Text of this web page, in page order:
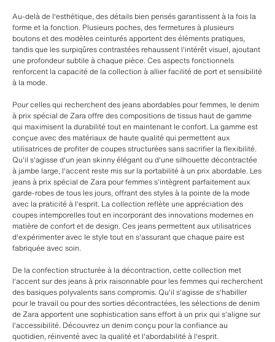
Au-delà de l'esthétique, des détails bien pensés garantissent à la fois la
forme et la fonction. Plusieurs poches, des fermetures à plusieurs
boutons et des modèles ceinturés apportent des éléments pratiques,
tandis que les surpiqûres contrastées rehaussent l'intérêt visuel, ajoutant
une profondeur subtile à chaque pièce. Ces aspects fonctionnels
renforcent la capacité de la collection à allier facilité de port et sensibilité
à la mode.
Pour celles qui recherchent des jeans abordables pour femmes, le denim
à prix spécial de Zara offre des compositions de tissus haut de gamme
qui maximisent la durabilité tout en maintenant le confort. La gamme est
conçue avec des matériaux de haute qualité qui permettent aux
utilisatrices de profiter de coupes structurées sans sacrifier la flexibilité.
Qu'il s'agisse d'un jean skinny élégant ou d'une silhouette décontractée
à jambe large, l'accent reste mis sur la portabilité à un prix abordable. Les
jeans à prix spécial de Zara pour femmes s'intègrent parfaitement aux
garde-robes de tous les jours, offrant des styles à la pointe de la mode
avec la praticité à l'esprit. La collection reflète une appréciation des
coupes intemporelles tout en incorporant des innovations modernes en
matière de confort et de design. Ces jeans permettent aux utilisatrices
d'expérimenter avec le style tout en s'assurant que chaque paire est
fabriquée avec soin.
De la confection structurée à la décontraction, cette collection met
l'accent sur des jeans à prix raisonnable pour les femmes qui recherchent
des basiques polyvalents sans compromis. Qu'il s'agisse de s'habiller
pour le travail ou pour des sorties décontractées, les sélections de denim
de Zara apportent une sophistication sans effort à un prix qui s'aligne sur
l'accessibilité. Découvrez un denim conçu pour la confiance au
quotidien, réinventé avec la qualité et l'abordabilité à l'esprit.